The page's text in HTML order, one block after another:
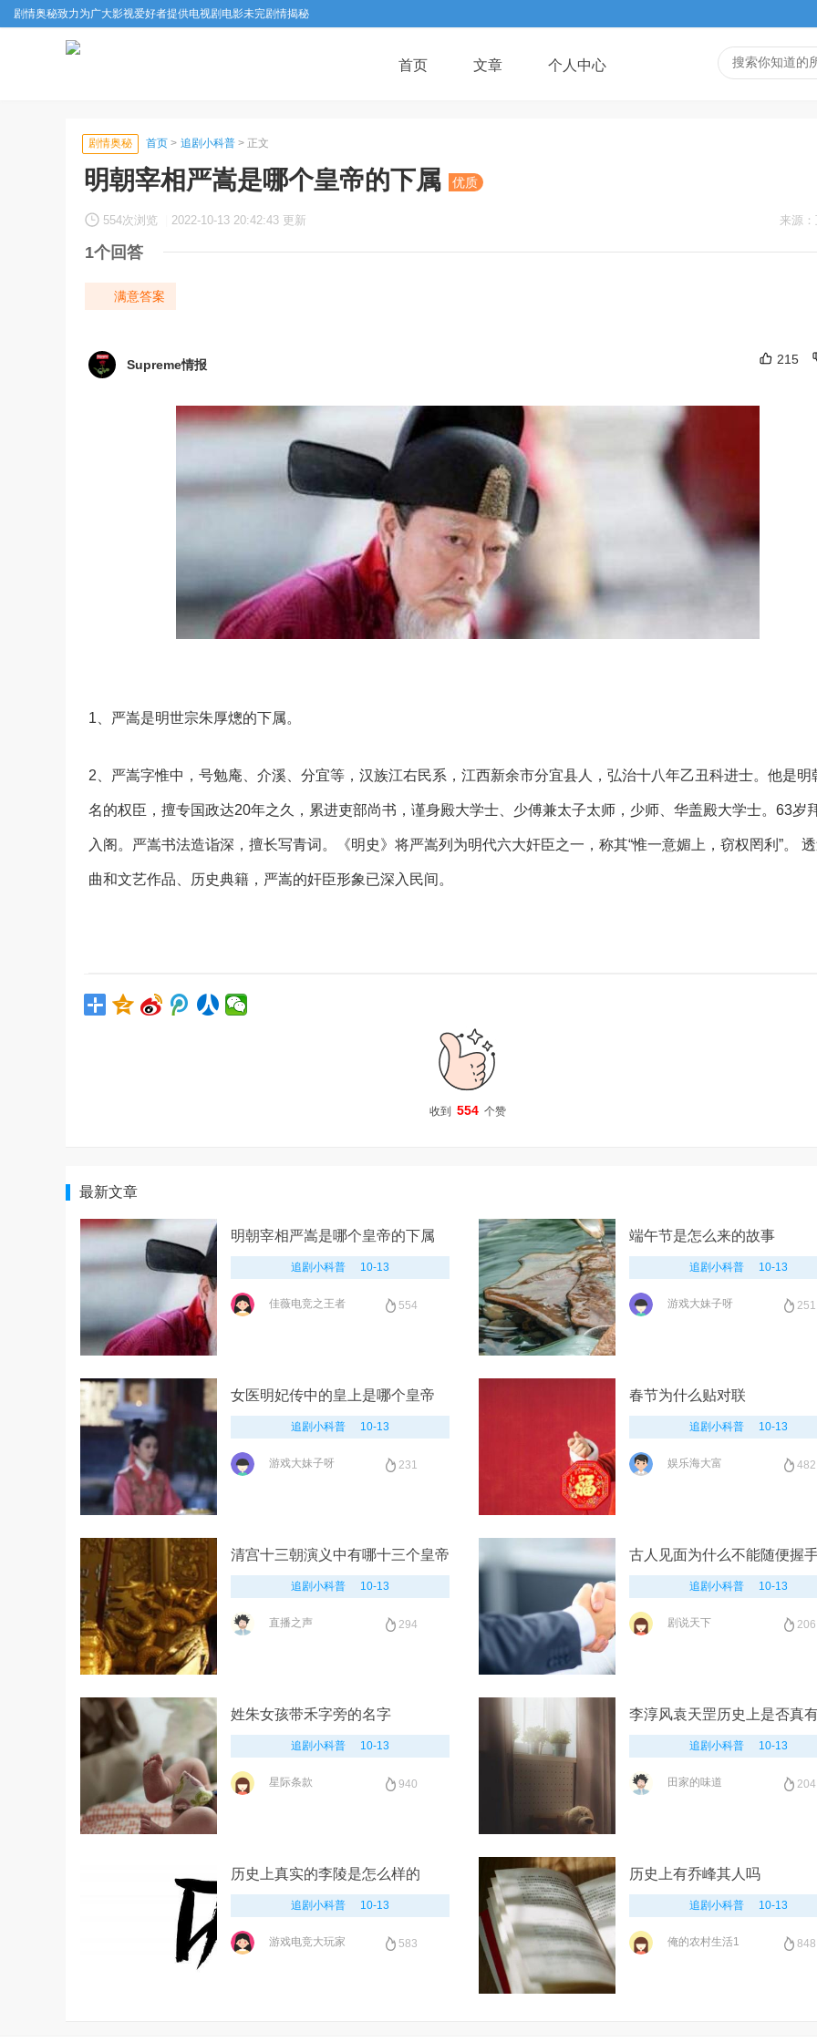
剧情奥秘致力为广大影视爱好者提供电视剧电影未完剧情揭秘
首页 文章 个人中心
剧情奥秘 首页 > 追剧小科普 > 正文
明朝宰相严嵩是哪个皇帝的下属 优质
554次浏览 2022-10-13 20:42:43 更新 来源
1个回答
满意答案
Supreme情报 215
1、严嵩是明世宗朱厚熜的下属。
2、严嵩字惟中，号勉庵、介溪、分宜等，汉族江右民系，江西新余市分宜县人，弘治十八年乙丑科进士。他是明
名的权臣，擅专国政达20年之久，累进吏部尚书，谨身殿大学士、少傅兼太子太师，少师、华盖殿大学士。63岁
入阁。严嵩书法造诣深，擅长写青词。《明史》将严嵩列为明代六大奸臣之一，称其“惟一意媚上，窃权罔利”。
曲和文艺作品、历史典籍，严嵩的奸臣形象已深入民间。
收到 554 个赞
最新文章
明朝宰相严嵩是哪个皇帝的下属
追剧小科普 10-13
佳薇电竞之王者 554
端午节是怎么来的故事
追剧小科普 10-13
游戏大妹子呀 251
女医明妃传中的皇上是哪个皇帝
追剧小科普 10-13
游戏大妹子呀 231
春节为什么贴对联
追剧小科普 10-13
娱乐海大富 482
清宫十三朝演义中有哪十三个皇帝
追剧小科普 10-13
直播之声 294
古人见面为什么不能随便握
追剧小科普 10-13
剧说天下 206
姓朱女孩带禾字旁的名字
追剧小科普 10-13
星际条款 940
李淳风袁天罡历史上是否真
追剧小科普 10-13
田家的味道 204
历史上真实的李陵是怎么样的
追剧小科普 10-13
游戏电竞大玩家 583
历史上有乔峰其人吗
追剧小科普 10-13
俺的农村生活1 848